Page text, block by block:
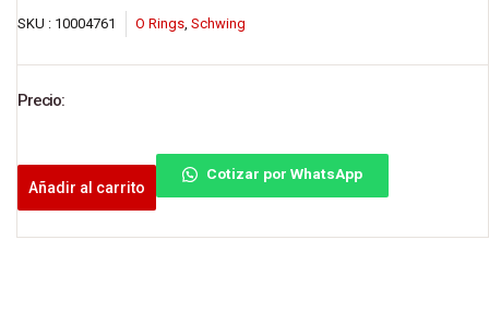
SKU : 10004761 O Rings Schwing
Precio:
Añadir al carrito
Cotizar por WhatsApp